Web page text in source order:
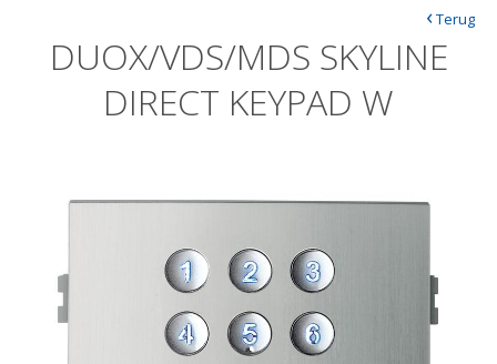
DUOX/VDS/MDS SKYLINE
DIRECT KEYPAD W
‹Terug